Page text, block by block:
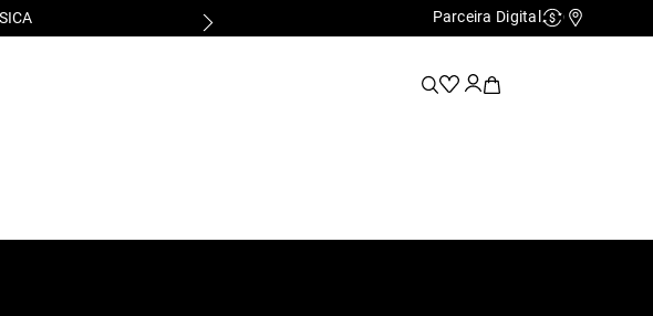
Parceira Digital Cashback